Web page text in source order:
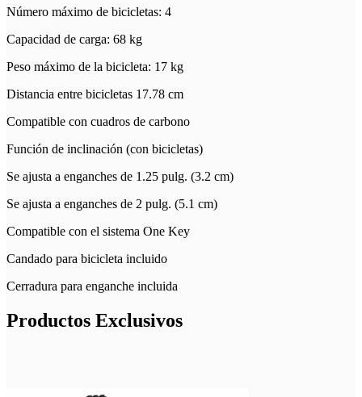
Número máximo de bicicletas: 4
Capacidad de carga: 68 kg
Peso máximo de la bicicleta: 17 kg
Distancia entre bicicletas 17.78 cm
Compatible con cuadros de carbono
Función de inclinación (con bicicletas)
Se ajusta a enganches de 1.25 pulg. (3.2 cm)
Se ajusta a enganches de 2 pulg. (5.1 cm)
Compatible con el sistema One Key
Candado para bicicleta incluido
Cerradura para enganche incluida
Productos Exclusivos